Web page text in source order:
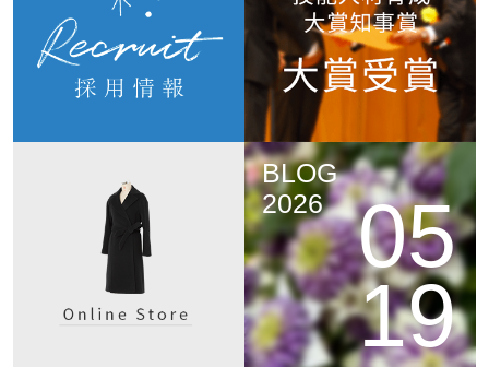
BLOG
2026
05
19